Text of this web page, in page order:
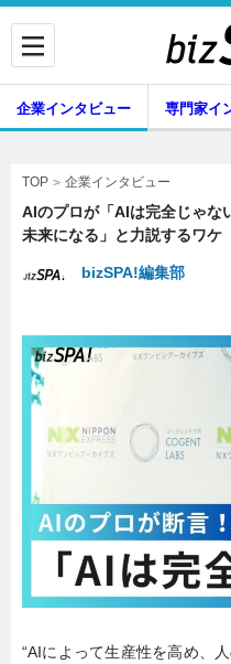
企業インタビュー
副業
グルメ
暮らし
企業インタビュー 専門家イ
TOP 企業インタビュー
AIのプロが「AIは完全じゃな
未来になる」と力説するワケ
bizSPA!編集部
“AIによって生産性を高め、